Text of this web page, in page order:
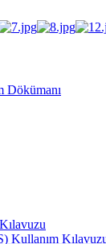
Dökümanı
Kullanım